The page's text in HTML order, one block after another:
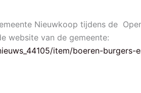
Nieuwkoop tijdens de
website van de gemeente:
item/boeren-